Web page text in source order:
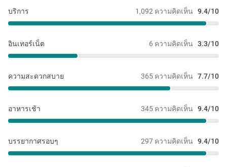
1,092 ความคิดเห็น 9.4/10
บริการ
6 ความคิดเห็น 3.3/10
อินเทอร์เน็ต
365 ความคิดเห็น 7.7/10
ความสะดวกสบาย
345 ความคิดเห็น 9.4/10
อาหารเช้า
297 ความคิดเห็น 9.4/10
บรรยากาศรอบๆ